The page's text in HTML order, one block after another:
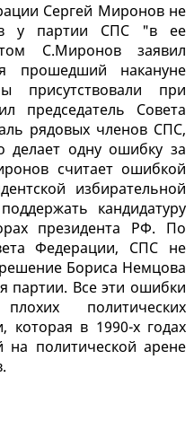
Сергей Миронов не
у партии СПС "в ее
С.Миронов заявил
прошедший накануне
при
председатель Совета
рядовых членов СПС,
делает одну ошибку за
считает ошибкой
избирательной
кандидатуру
президента РФ. По
Федерации, СПС не
Бориса Немцова
партии. Все эти ошибки
политических
которая в 1990-х годах
политической арене